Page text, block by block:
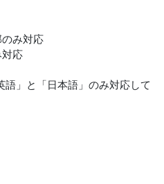
み対応
応
」と「日本語」のみ対応して